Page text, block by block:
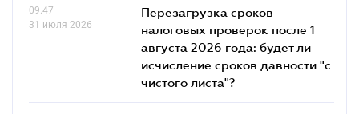
09.47
31 июля 2026
Перезагрузка сроков
налоговых проверок после 1
августа 2026 года: будет ли
исчисление сроков давности "с
чистого листа"?